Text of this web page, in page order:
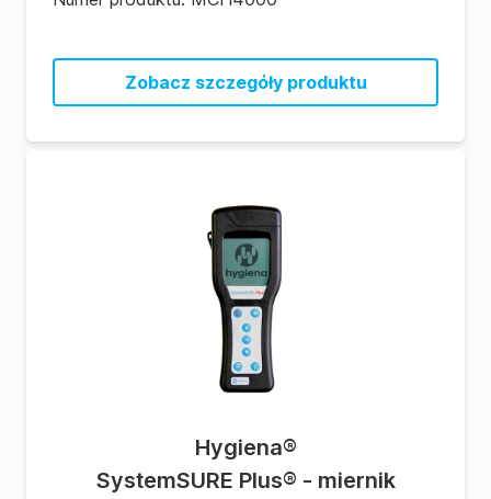
Zobacz szczegóły produktu
Hygiena®
SystemSURE Plus® - miernik